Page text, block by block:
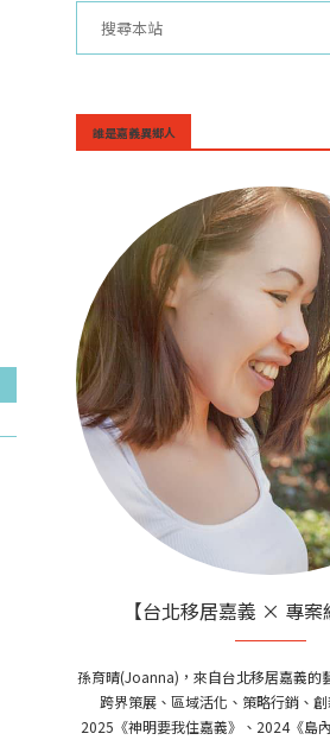
誰是嘉義異鄉人
【台北移居嘉義 × 專案
孫育晴(Joanna)，來自台北移居嘉義的
跨界策展、區域活化、策略行銷、
2025《神明要我住嘉義》、2024《島